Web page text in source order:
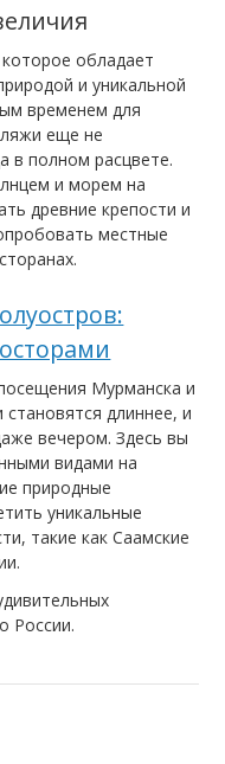
обладает
и уникальной
временем для
еще не
в полном расцвете.
и морем на
древние крепости и
местные
Мурманска и
длиннее, и
вечером. Здесь вы
видами на
природные
уникальные
такие как Саамские
России.